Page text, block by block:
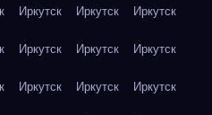
Иркутск Иркутск Иркутск
Иркутск Иркутск Иркутск
Иркутск Иркутск Иркутск